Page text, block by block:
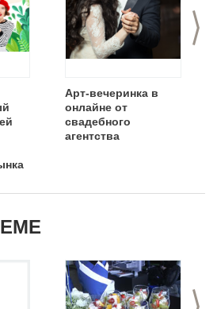
>
Арт-вечеринка в
онлайне от
свадебного
агентства
>